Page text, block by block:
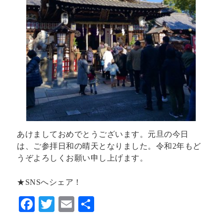
あけましておめでとうございます。元旦の今日
は、ご参拝日和の晴天となりました。令和2年もど
うぞよろしくお願い申し上げます。
★SNSへシェア！
F
T
E